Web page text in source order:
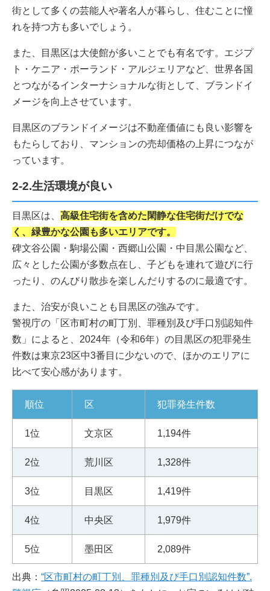
街として多くの芸能人や著名人が暮らし、住むことに憧
れを持つ方も多いでしょう。
また、目黒区は大使館が多いことでも有名です。エジプ
ト・ケニア・ポーランド・アルジェリアなど、世界各国
とつながるインターナショナルな街として、ブランドイ
メージを向上させています。
目黒区のブランドイメージは不動産価値にも良い影響を
もたらしており、マンションの売却価格の上昇につなが
っています。
2-2.生活環境が良い
目黒区は、 高級住宅街を含めた閑静な住宅街だけでな
く、緑豊かな公園も多いエリアです。
碑文谷公園・駒場公園・西郷山公園・中目黒公園など、
広々とした公園が多数点在し、子どもを連れて遊びに行
ったり、のんびり散歩を楽しんだりするのに最適です。
また、治安が良いことも目黒区の強みです。
警視庁の「区市町村の町丁別、罪種別及び手口別認知件
数」によると、2024年（令和6年）の目黒区の犯罪発生
件数は東京23区中3番目に少ないので、ほかのエリアに
比べて安心感があります。
順位 区 犯罪発生件数
1位 文京区 1,194件
2位 荒川区 1,328件
3位 目黒区 1,419件
4位 中央区 1,979件
5位 墨田区 2,089件
出典： “区市町村の町丁別、罪種別及び手口別認知件数”.